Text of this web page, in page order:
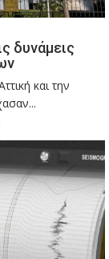
δυνάμεις
και την